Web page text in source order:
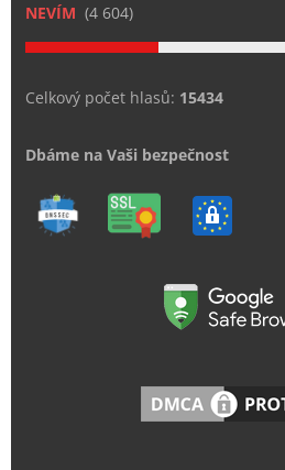
NEVÍM (4 604)
Celkový počet hlasů: 15434
Dbáme na Vaši bezpečnost